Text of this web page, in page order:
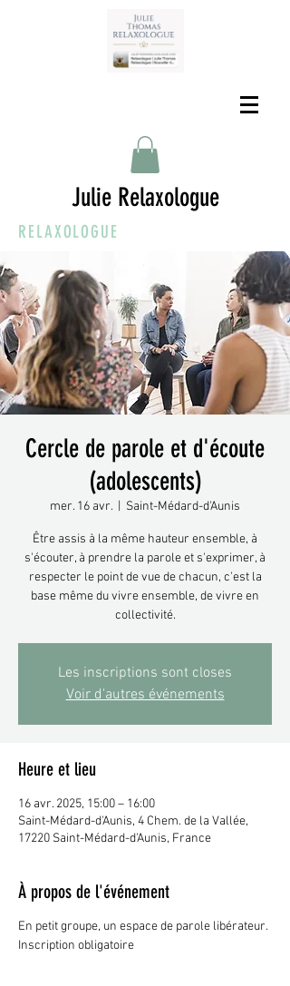
Julie Relaxologue
RELAXOLOGUE
Cercle de parole et d'écoute
(adolescents)
mer. 16 avr. Saint-Médard-d'Aunis
Être assis à la même hauteur ensemble, à
s'écouter, à prendre la parole et s'exprimer, à
respecter le point de vue de chacun, c'est la
base même du vivre ensemble, de vivre en
collectivité.
Les inscriptions sont closes
Voir d'autres événements
Heure et lieu
16 avr. 2025, 15:00 – 16:00
Saint-Médard-d'Aunis, 4 Chem. de la Vallée,
17220 Saint-Médard-d'Aunis, France
À propos de l'événement
En petit groupe, un espace de parole libérateur.
Inscription obligatoire